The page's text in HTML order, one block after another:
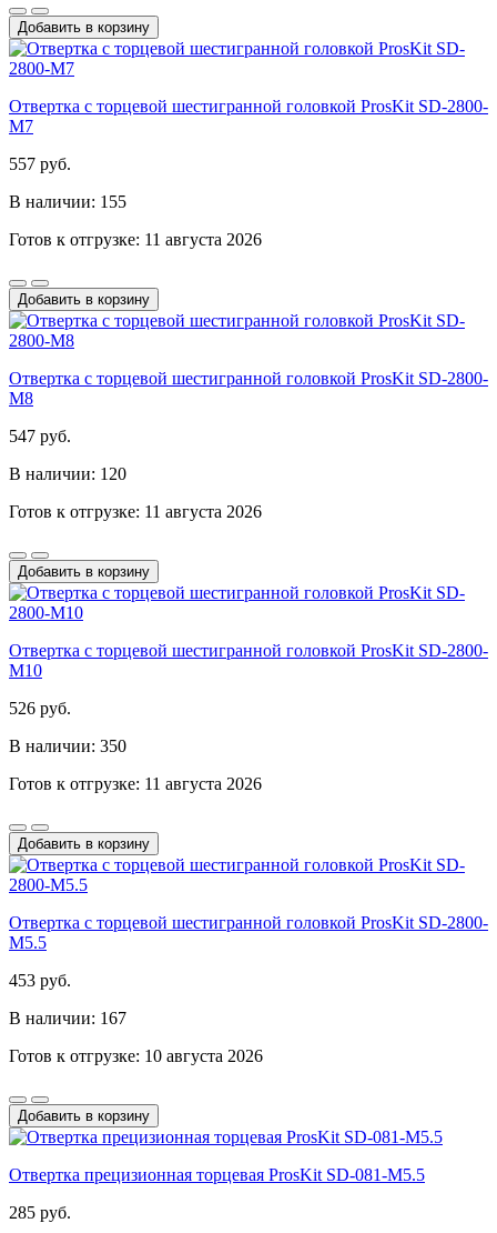
Добавить в корзину
Отвертка с торцевой шестигранной головкой ProsKit SD-2800-
M7
557 руб.
В наличии: 155
Готов к отгрузке: 11 августа 2026
Добавить в корзину
Отвертка с торцевой шестигранной головкой ProsKit SD-2800-
M8
547 руб.
В наличии: 120
Готов к отгрузке: 11 августа 2026
Добавить в корзину
Отвертка с торцевой шестигранной головкой ProsKit SD-2800-
M10
526 руб.
В наличии: 350
Готов к отгрузке: 11 августа 2026
Добавить в корзину
Отвертка с торцевой шестигранной головкой ProsKit SD-2800-
M5.5
453 руб.
В наличии: 167
Готов к отгрузке: 10 августа 2026
Добавить в корзину
Отвертка прецизионная торцевая ProsKit SD-081-M5.5
285 руб.